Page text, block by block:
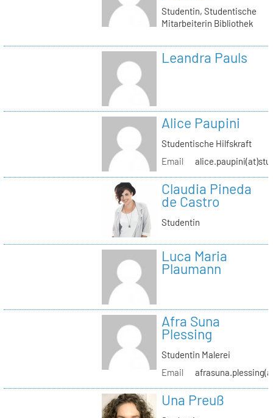
Studentin, Studentische
Mitarbeiterin Bibliothek
Leandra Pauls
Alice Paupini
Studentische Hilfskraft
Email
Claudia Pineda
de Castro
Studentin
Luca Maria
Plaumann
Afra Suna
Plessing
Studentin Malerei
Email
Una Preuß